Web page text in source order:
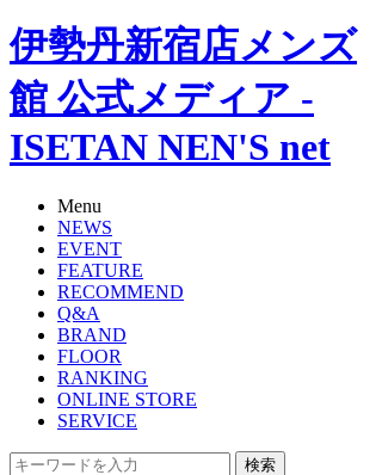
伊勢丹新宿店メンズ
館 公式メディア -
ISETAN NEN'S net
Menu
NEWS
EVENT
FEATURE
RECOMMEND
Q&A
BRAND
FLOOR
RANKING
ONLINE STORE
SERVICE
検索